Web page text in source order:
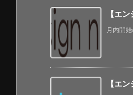
【エ
月内開
【エ